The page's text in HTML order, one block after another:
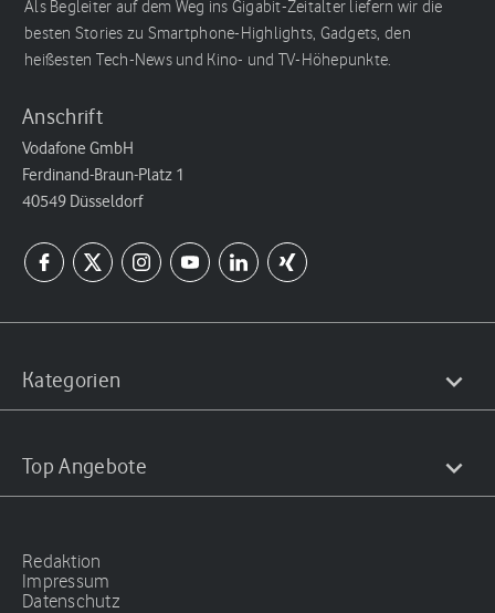
Als Begleiter auf dem Weg ins Gigabit-Zeitalter liefern wir die
besten Stories zu Smartphone-Highlights, Gadgets, den
heißesten Tech-News und Kino- und TV-Höhepunkte.
Anschrift
Vodafone GmbH
Ferdinand-Braun-Platz 1
40549 Düsseldorf
Kategorien
Top Angebote
Redaktion
Impressum
Datenschutz